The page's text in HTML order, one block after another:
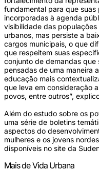
fundamental para que
incorporadas à agenda
visibilidade das
urbanos, mas persiste a
cargos municipais, o que
que respeitem suas
conjunto de demandas
pensadas de uma maneira
educação mais
que leva em consideração
povos, entre outros”,
Além do estudo sobre os
uma série de boletins
aspectos do
mulheres e os jovens
disponíveis no site da
Mais de Vida Urbana